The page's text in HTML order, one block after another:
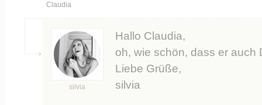
Claudia
silvia
Hallo Claudia,
oh, wie schön, dass er auch
Liebe Grüße,
silvia